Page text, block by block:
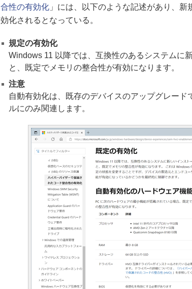
合性の有効化 」には、以下のような記述があり、
効化されるとなっている。
規定の有効化
Windows 11 以降では、互換性のあるシステムに
と、既定でメモリの整合性が有効になります。
注意
自動有効化は、既存のデバイスのアップグレード
ルにのみ関連します。